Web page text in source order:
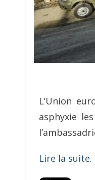
L’Union
asphyxie
Lire la suite.